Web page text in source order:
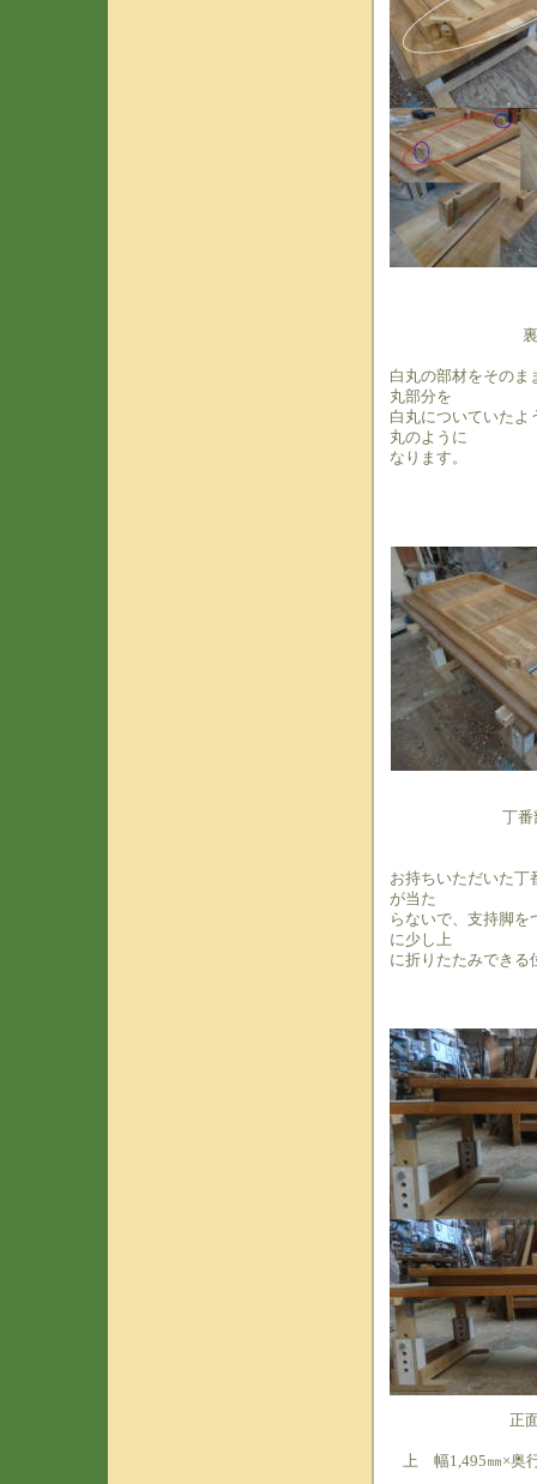
白丸の部材をそのま
丸部分を
白丸についていたよ
丸のように
なります。
丁番
お持ちいただいた丁
が当た
らないで、支持脚を
に少し上
に折りたたみできる
正
上 幅1,495㎜×奥